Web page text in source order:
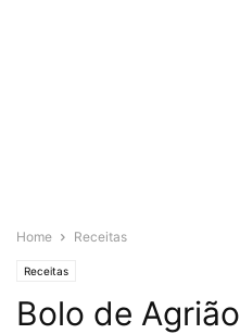
Home Receitas
Receitas
Bolo de Agrião